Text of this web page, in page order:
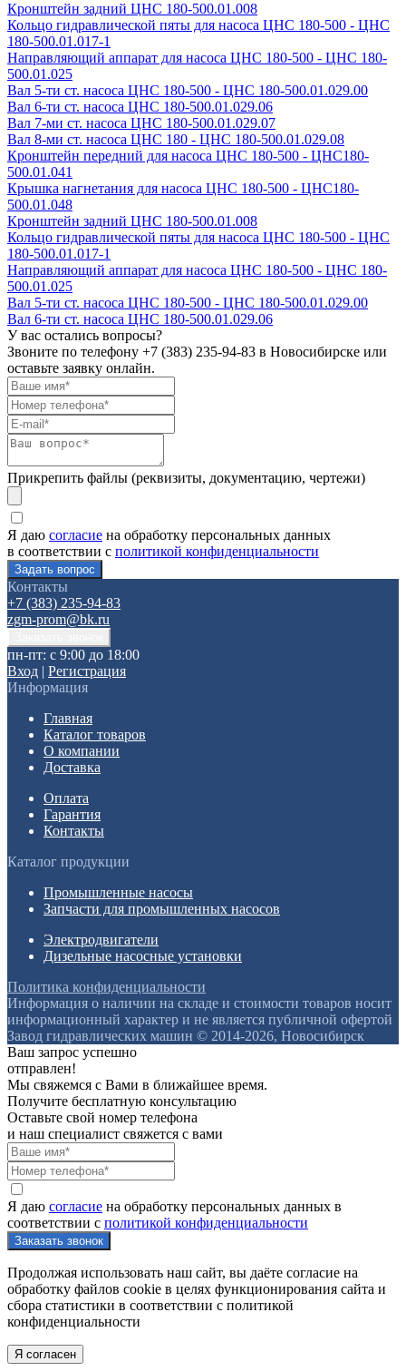
Кронштейн задний ЦНС 180-500.01.008
Кольцо гидравлической пяты для насоса ЦНС 180-500 - ЦНС
180-500.01.017-1
Направляющий аппарат для насоса ЦНС 180-500 - ЦНС 180-
500.01.025
Вал 5-ти ст. насоса ЦНС 180-500 - ЦНС 180-500.01.029.00
Вал 6-ти ст. насоса ЦНС 180-500.01.029.06
Вал 7-ми ст. насоса ЦНС 180-500.01.029.07
Вал 8-ми ст. насоса ЦНС 180 - ЦНС 180-500.01.029.08
Кронштейн передний для насоса ЦНС 180-500 - ЦНС180-
500.01.041
Крышка нагнетания для насоса ЦНС 180-500 - ЦНС180-
500.01.048
Кронштейн задний ЦНС 180-500.01.008
Кольцо гидравлической пяты для насоса ЦНС 180-500 - ЦНС
180-500.01.017-1
Направляющий аппарат для насоса ЦНС 180-500 - ЦНС 180-
500.01.025
Вал 5-ти ст. насоса ЦНС 180-500 - ЦНС 180-500.01.029.00
Вал 6-ти ст. насоса ЦНС 180-500.01.029.06
У вас остались вопросы?
Звоните по телефону +7 (383) 235-94-83 в Новосибирске или
оставьте заявку онлайн.
Прикрепить файлы (реквизиты, документацию, чертежи)
Я даю согласие на обработку персональных данных
в соответствии с политикой конфиденциальности
Контакты
+7 (383) 235-94-83
zgm-prom@bk.ru
пн-пт: с 9:00 до 18:00
Вход | Регистрация
Информация
Главная
Каталог товаров
О компании
Доставка
Оплата
Гарантия
Контакты
Каталог продукции
Промышленные насосы
Запчасти для промышленных насосов
Электродвигатели
Дизельные насосные установки
Политика конфиденциальности
Информация о наличии на складе и стоимости товаров носит
информационный характер и не является публичной офертой
Завод гидравлических машин © 2014-2026, Новосибирск
Ваш запрос успешно
отправлен!
Мы свяжемся с Вами в ближайшее время.
Получите бесплатную консультацию
Оставьте свой номер телефона
и наш специалист свяжется с вами
Я даю согласие на обработку персональных данных в
соответствии с политикой конфиденциальности
Продолжая использовать наш сайт, вы даёте согласие на
обработку файлов cookie в целях функционирования сайта и
сбора статистики в соответствии с политикой
конфиденциальности
Я согласен